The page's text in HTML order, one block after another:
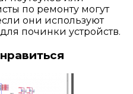
по ремонту могут
они используют
починки устройств.